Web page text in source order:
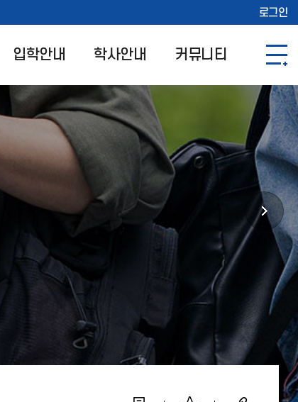
로그인
입학안내 학사안내 커뮤니티